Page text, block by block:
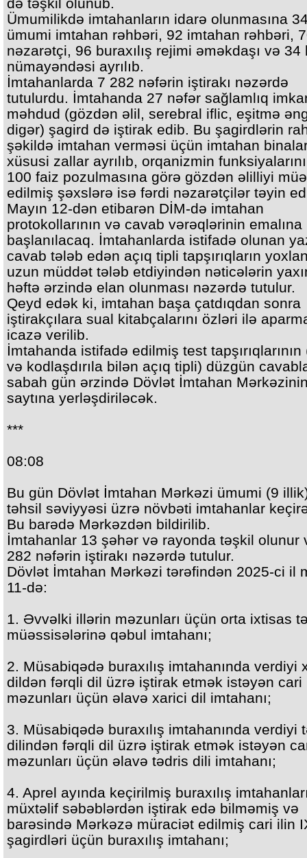
Ümumilikdə imtahanların idarə olunmasına
ümumi imtahan rəhbəri, 92 imtahan rəhbəri,
nəzarətçi, 96 buraxılış rejimi əməkdaşı və 34
nümayəndəsi ayrılıb.
İmtahanlarda 7 282 nəfərin iştirakı nəzərdə
tutulurdu. İmtahanda 27 nəfər sağlamlıq
məhdud (gözdən əlil, serebral iflic, eşitmə
digər) şagird də iştirak edib. Bu şagirdlərin
şəkildə imtahan verməsi üçün imtahan
xüsusi zallar ayrılıb, orqanizmin
100 faiz pozulmasına görə gözdən əlilliyi
edilmiş şəxslərə isə fərdi nəzarətçilər təyin
Mayın 12-dən etibarən DİM-də imtahan
protokollarının və cavab vərəqlərinin emalına
başlanılacaq. İmtahanlarda istifadə olunan
cavab tələb edən açıq tipli tapşırıqların
uzun müddət tələb etdiyindən nəticələrin
həftə ərzində elan olunması nəzərdə tutulur.
Qeyd edək ki, imtahan başa çatdıqdan sonra
iştirakçılara sual kitabçalarını özləri ilə
icazə verilib.
İmtahanda istifadə edilmiş test tapşırıqlarının
və kodlaşdırıla bilən açıq tipli) düzgün
sabah gün ərzində Dövlət İmtahan
saytına yerləşdiriləcək.
***
08:08
Bu gün Dövlət İmtahan Mərkəzi ümumi (9
təhsil səviyyəsi üzrə növbəti imtahanlar
Bu barədə Mərkəzdən bildirilib.
İmtahanlar 13 şəhər və rayonda təşkil olunur
282 nəfərin iştirakı nəzərdə tutulur.
Dövlət İmtahan Mərkəzi tərəfindən 2025-ci il
11-də:
1. Əvvəlki illərin məzunları üçün orta ixtisas
müəssisələrinə qəbul imtahanı;
2. Müsabiqədə buraxılış imtahanında verdiyi
dildən fərqli dil üzrə iştirak etmək istəyən cari
məzunları üçün əlavə xarici dil imtahanı;
3. Müsabiqədə buraxılış imtahanında verdiyi
dilindən fərqli dil üzrə iştirak etmək istəyən
məzunları üçün əlavə tədris dili imtahanı;
4. Aprel ayında keçirilmiş buraxılış
müxtəlif səbəblərdən iştirak edə bilməmiş və
barəsində Mərkəzə müraciət edilmiş cari ilin
şagirdləri üçün buraxılış imtahanı;